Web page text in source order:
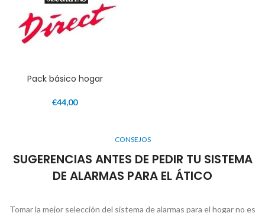
Pack básico hogar
€44,00
CONSEJOS
SUGERENCIAS ANTES DE PEDIR TU SISTEMA
DE ALARMAS PARA EL ÁTICO
Tomar la mejor selección del sistema de alarmas para el hogar no es